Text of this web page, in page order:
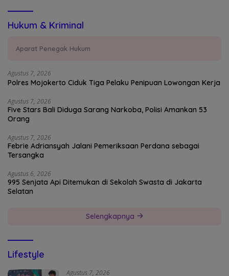
Hukum & Kriminal
Aparat Penegak Hukum
Agustus 7, 2026
Polres Mojokerto Ciduk Tiga Pelaku Penipuan Lowongan Kerja
Agustus 7, 2026
Five Stars Bali Diduga Sarang Narkoba, Polisi Amankan 53
Orang
Agustus 7, 2026
Febrie Adriansyah Jalani Pemeriksaan Perdana sebagai
Tersangka
Agustus 6, 2026
995 Senjata Api Ditemukan di Sekolah Swasta di Jakarta
Selatan
Selengkapnya
Lifestyle
Agustus 7, 2026